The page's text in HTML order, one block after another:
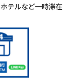
テルなど一時滞在